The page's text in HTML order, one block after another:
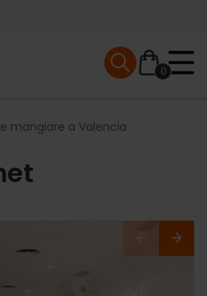
0
Mobile menu
mangiare a Valencia